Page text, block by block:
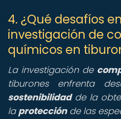
4. ¿Qué desafíos
investigación de
químicos en
La investigación de
tiburones enfrenta
sostenibilidadde la
la protecciónde las